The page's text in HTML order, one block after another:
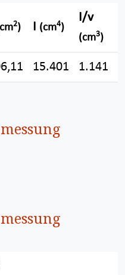
2) I (cm4)
I/v
(cm3)
15.401 1.141